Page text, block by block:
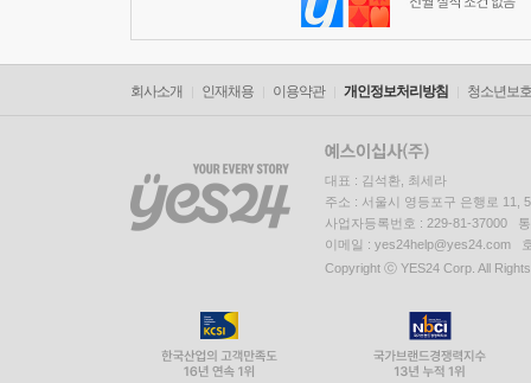
회사소개 인재채용 이용약관 개인정보처리방침 청소년보
대표 : 김석환, 최세라
주소 : 서울시 영등포구 은행로 11,
사업자등록번호 : 229-81-37000
이메일 : yes24help@yes24.com
Copyright ⓒ YES24 Corp. All